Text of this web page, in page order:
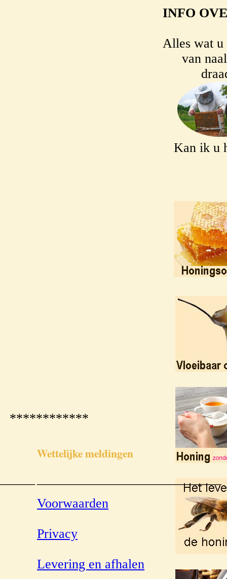
INFO
Alles wat
van
Kan ik u
************
Wettelijke meldingen
____________________________
Voorwaarden
Privacy
Levering en afhalen